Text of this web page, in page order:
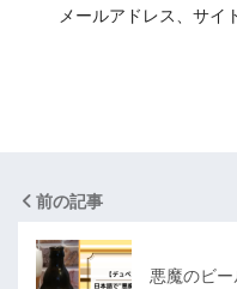
メールアドレス、サイ
前の記事
悪魔のビ